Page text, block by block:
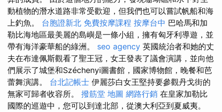
動植物的潛水道路非常受歡迎，但我們也可以嘗試帆船和海
上釣魚。 台胞證新北 免費按摩課程 按摩台中 巴哈馬和加
勒比海地區最美麗的島嶼是一條小組，擁有匈牙利導遊，並
帶有海洋豪華船的綠洲。 seo agency 英國統治者和她的丈
夫在布達佩斯觀看了聖王冠，女王發表了議會演講，並向他
們展示了城堡和Széchenyi圖書館，國家博物館，晚餐和芭
蕾舞演講。 台北記帳士 伊麗莎白女王堅持要參觀丹戈街的
無家可歸者收容所。 撥筋堂 地圖 網路行銷 在皇家加勒比
國際的巡遊中，您可以到達北部，從澳大利亞到夏威夷。